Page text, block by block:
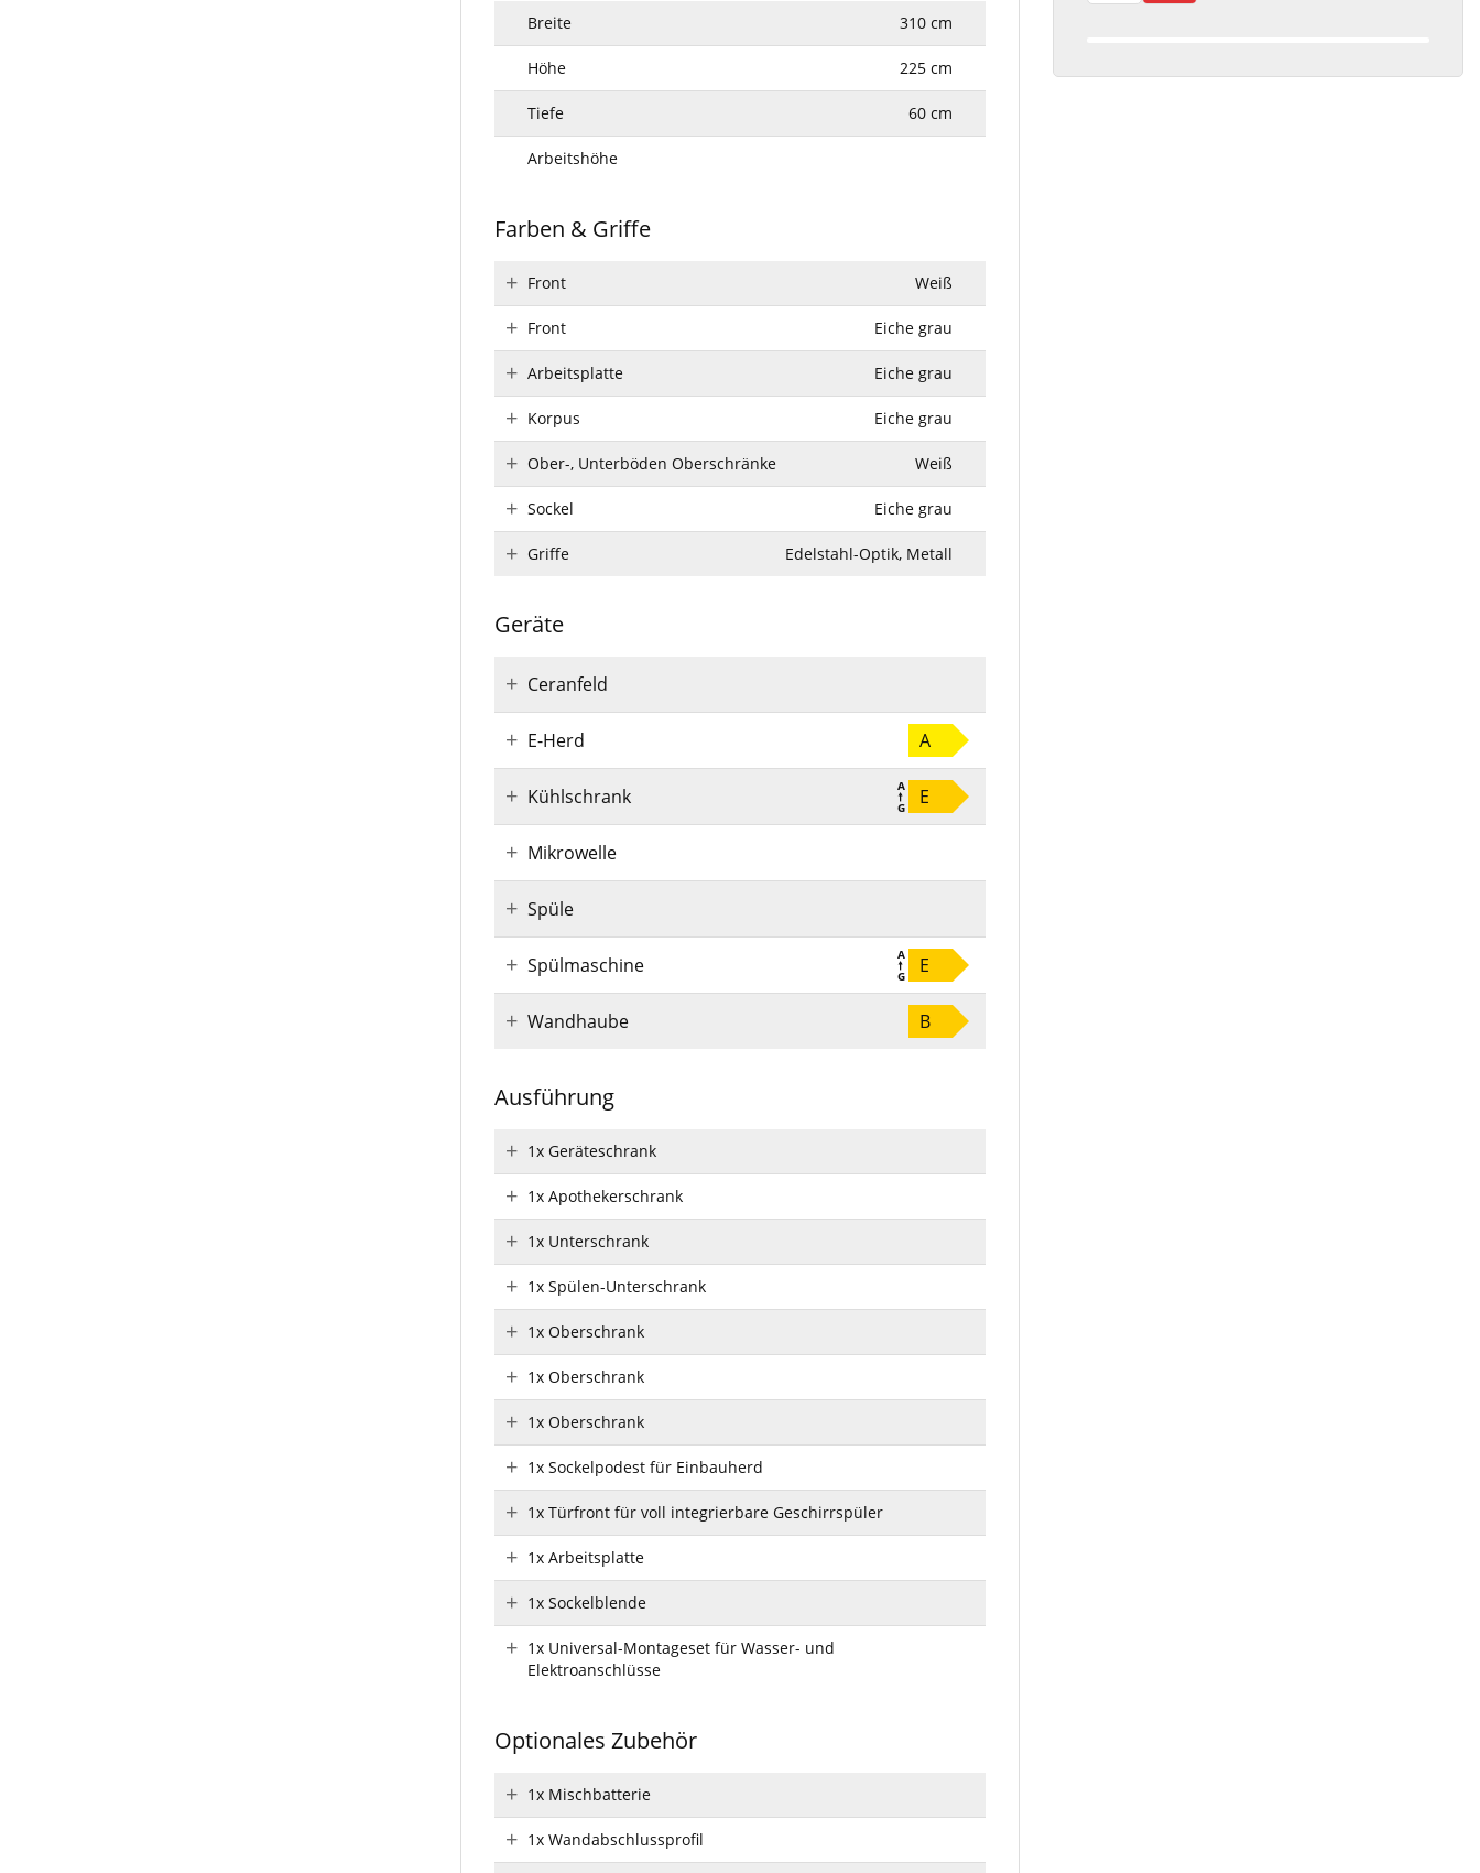
Breite 310 cm
Höhe 225 cm
Tiefe 60 cm
Arbeitshöhe
Farben & Griffe
Front Weiß
Front Eiche grau
Arbeitsplatte Eiche grau
Korpus Eiche grau
Ober-, Unterböden Oberschränke Weiß
Sockel Eiche grau
Griffe Edelstahl-Optik, Metall
Geräte
Ceranfeld
E-Herd A
Kühlschrank E
Mikrowelle
Spüle
Spülmaschine E
Wandhaube B
Ausführung
1x Geräteschrank
1x Apothekerschrank
1x Unterschrank
1x Spülen-Unterschrank
1x Oberschrank
1x Oberschrank
1x Oberschrank
1x Sockelpodest für Einbauherd
1x Türfront für voll integrierbare Geschirrspüler
1x Arbeitsplatte
1x Sockelblende
1x Universal-Montageset für Wasser- und
Elektroanschlüsse
Optionales Zubehör
1x Mischbatterie
1x Wandabschlussprofil